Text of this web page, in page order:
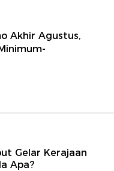
Akhir Agustus,
Gelar Kerajaan
Apa?